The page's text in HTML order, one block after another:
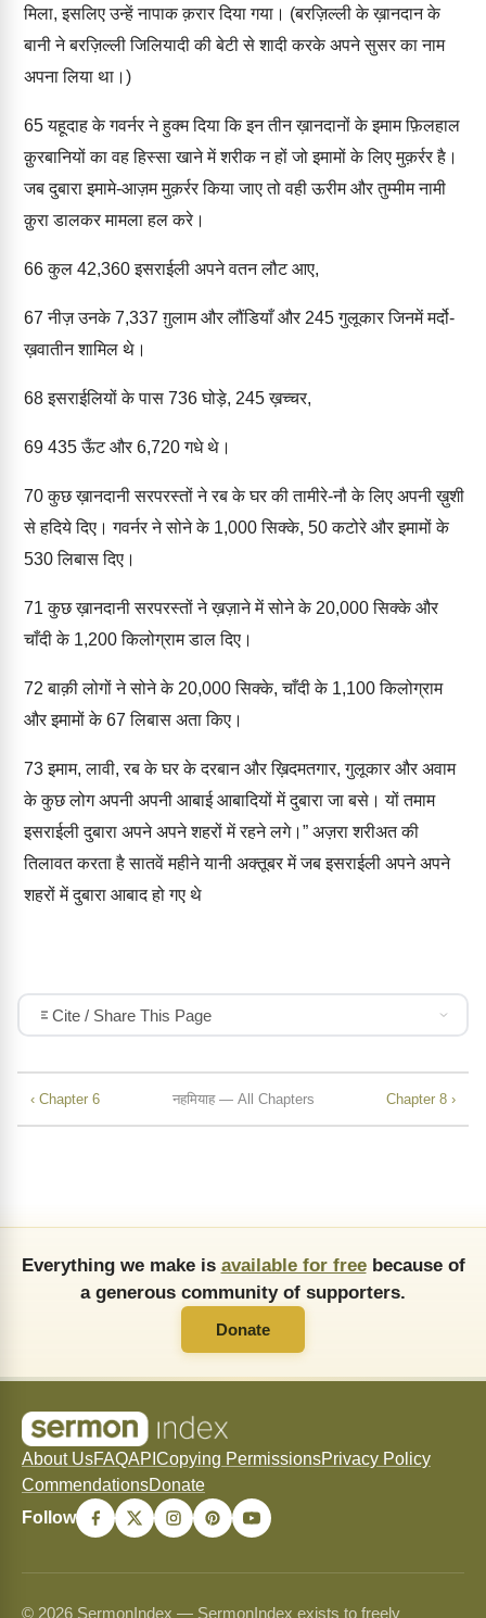
मिला, इसलिए उन्हें नापाक क़रार दिया गया। (बरज़िल्ली के ख़ानदान के
बानी ने बरज़िल्ली जिलियादी की बेटी से शादी करके अपने सुसर का नाम
अपना लिया था।)
65यहूदाह के गवर्नर ने हुक्म दिया कि इन तीन ख़ानदानों के इमाम फ़िलहाल
क़ुरबानियों का वह हिस्सा खाने में शरीक न हों जो इमामों के लिए मुक़र्रर है।
जब दुबारा इमामे-आज़म मुक़र्रर किया जाए तो वही ऊरीम और तुम्मीम नामी
क़ुरा डालकर मामला हल करे।
66कुल 42,360 इसराईली अपने वतन लौट आए,
67 नीज़ उनके 7,337 ग़ुलाम और लौंडियाँ और 245 गुलूकार जिनमें मर्दो-
ख़वातीन शामिल थे।
68इसराईलियों के पास 736 घोड़े, 245 ख़च्चर,
69 435 ऊँट और 6,720 गधे थे।
70कुछ ख़ानदानी सरपरस्तों ने रब के घर की तामीरे-नौ के लिए अपनी ख़ुशी
से हदिये दिए। गवर्नर ने सोने के 1,000 सिक्के, 50 कटोरे और इमामों के
530 लिबास दिए।
71 कुछ ख़ानदानी सरपरस्तों ने ख़ज़ाने में सोने के 20,000 सिक्के और
चाँदी के 1,200 किलोग्राम डाल दिए।
72 बाक़ी लोगों ने सोने के 20,000 सिक्के, चाँदी के 1,100 किलोग्राम
और इमामों के 67 लिबास अता किए।
73इमाम, लावी, रब के घर के दरबान और ख़िदमतगार, गुलूकार और अवाम
के कुछ लोग अपनी अपनी आबाई आबादियों में दुबारा जा बसे। यों तमाम
इसराईली दुबारा अपने अपने शहरों में रहने लगे।” अज़रा शरीअत की
तिलावत करता है सातवें महीने यानी अक्तूबर में जब इसराईली अपने अपने
शहरों में दुबारा आबाद हो गए थे
Cite / Share This Page
‹ Chapter 6 नहमियाह — All Chapters Chapter 8 ›
Everything we make is available for freebecause of
a generous community of supporters.
Donate
About UsFAQAPI Copying PermissionsPrivacy Policy
CommendationsDonate
Follow
© 2026 SermonIndex — SermonIndex exists to freely